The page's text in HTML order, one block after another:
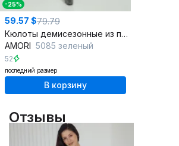
-25%
59.57 $79.79
Кюлоты демисезонные из приятной ткани для everyday
AMORI 5085 зеленый
52
последний размер
В корзину
Отзывы